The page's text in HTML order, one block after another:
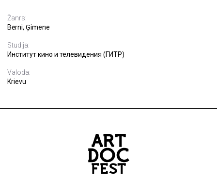
Žanrs:
Bērni, Ģimene
Studija:
Институт кино и телевидения (ГИТР)
Valoda:
Krievu